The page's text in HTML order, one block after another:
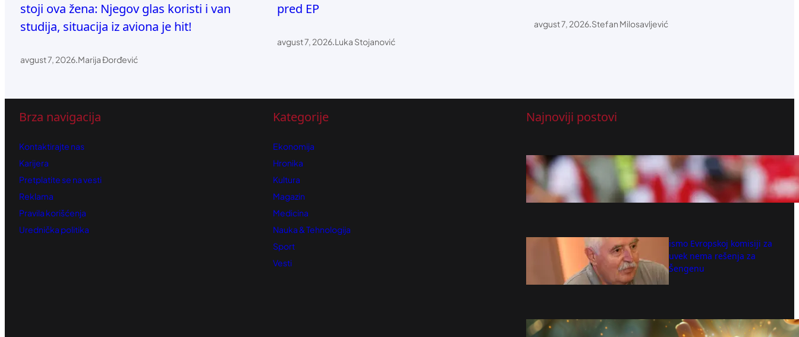
stoji ova žena: Njegov glas koristi i van
studija, situacija iz aviona je hit!
avgust 7, 2026.Marija Đorđević
pred EP
avgust 7, 2026.Luka Stojanović
avgust 7, 2026.Stefan Milosavljević
Brza navigacija
Kontaktirajte nas
Karijera
Pretplatite se na vesti
Reklama
Pravila korišćenja
Urednička politika
Kategorije
Ekonomija
Hronika
Kultura
Magazin
Medicina
Nauka & Tehnologija
Sport
Vesti
Najnoviji postovi
Takehiro Tomijasu novi fudbaler Kristal
Palasa – Lige petice – Fudbal – B92.sport
avgust 8, 2026
Uputili smo pismo Evropskoj komisiji za
sastanak, još uvek nema rešenja za
prevoznike u Šengenu
avgust 8, 2026
Dnevni horoskop za 8. avgust: Blizanci,